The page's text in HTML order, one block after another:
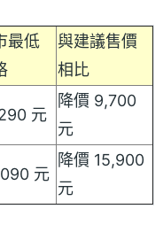
最低
與建議售價
相比
元
降價 9,700
元
元
降價 15,900
元